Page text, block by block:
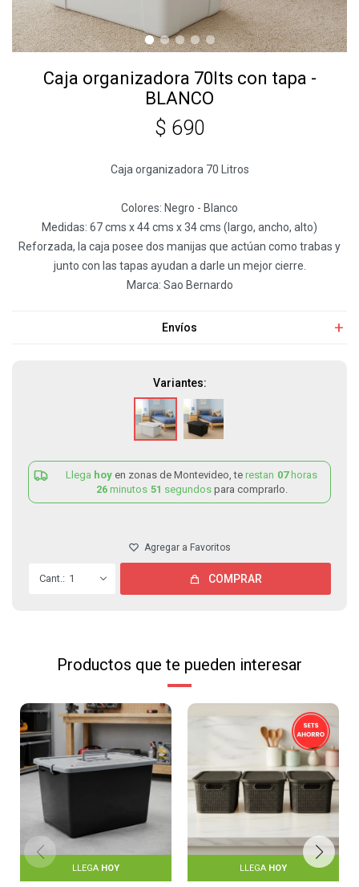
Caja organizadora 70lts con tapa -
BLANCO
$ 690
Caja organizadora 70 Litros
Colores: Negro - Blanco
Medidas: 67 cms x 44 cms x 34 cms (largo, ancho, alto)
Reforzada, la caja posee dos manijas que actúan como trabas y
junto con las tapas ayudan a darle un mejor cierre.
Marca: Sao Bernardo
Envíos
Variantes:
Llega hoy en zonas de Montevideo, te restan 07horas
26 minutos 50 segundos para comprarlo.
1 COMPRAR
Productos que te pueden interesar
LLEGA HOY LLEGA HOY